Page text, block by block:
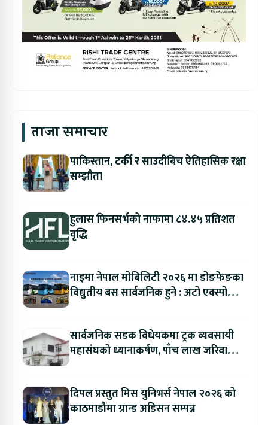
ताजा समाचार
पाकिस्तान, टर्की र साउदीबिच ऐतिहासिक रक्षा
सम्झौता
हुलास फिनसर्भको नाफामा ८४.४५ प्रतिशत
वृद्धि
नाइमा नेपाल मोबिलिटी २०२६ मा डोङफेङका
विद्युतीय बस सार्वजनिक हुने : अटो एक्स्पोमा
सार्वजनिक सडक विधेयकमा ट्रक व्यवसायी
महासंघको ध्यानाकर्षण, पाँच लाख जरिवाना
दिपल प्रस्तुत मिस युनिभर्स नेपाल २०२६ को
काठमाडौंमा ग्रान्ड अडिसन सम्पन्न